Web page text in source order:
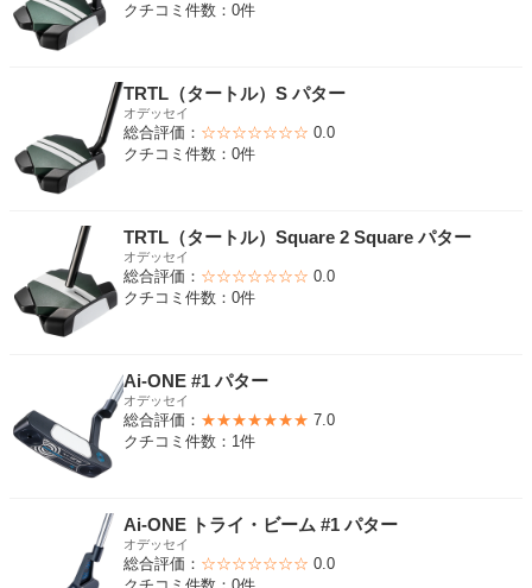
クチコミ件数：0件
TRTL（タートル）S パター
オデッセイ
総合評価： ☆☆☆☆☆☆☆ 0.0
クチコミ件数：0件
TRTL（タートル）Square 2 Square パター
オデッセイ
総合評価： ☆☆☆☆☆☆☆ 0.0
クチコミ件数：0件
Ai-ONE #1 パター
オデッセイ
総合評価： ★★★★★★★ 7.0
クチコミ件数：1件
Ai-ONE トライ・ビーム #1 パター
オデッセイ
総合評価： ☆☆☆☆☆☆☆ 0.0